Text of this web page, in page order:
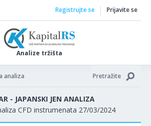
Analize tržišta
Registrujte se Prijavite se
analiza Pretražite
- JAPANSKI JEN ANALIZA
CFD instrumenata 27/03/2024